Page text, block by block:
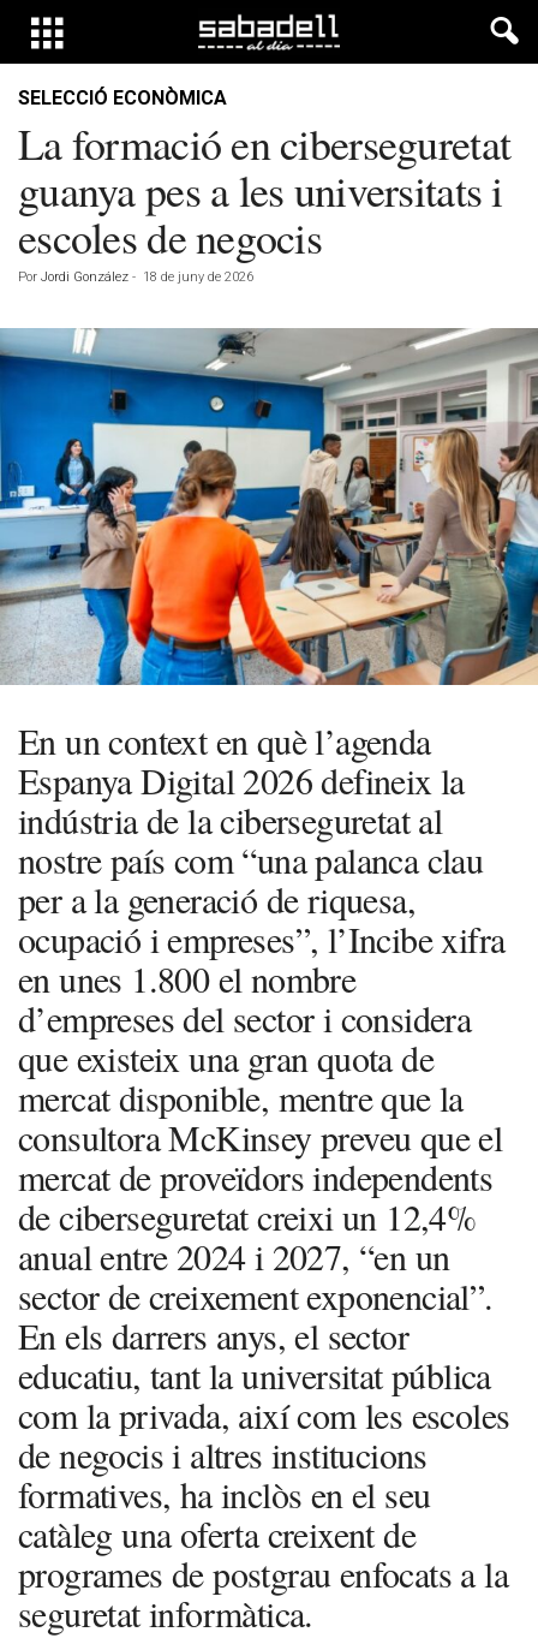
SELECCIÓ ECONÒMICA
La formació en ciberseguretat
guanya pes a les universitats i
escoles de negocis
Por Jordi González - 18 de juny de 2026
En un context en què l’agenda
Espanya Digital 2026 defineix la
indústria de la ciberseguretat al
nostre país com “una palanca clau
per a la generació de riquesa,
ocupació i empreses”, l’Incibe xifra
en unes 1.800 el nombre
d’empreses del sector i considera
que existeix una gran quota de
mercat disponible, mentre que la
consultora McKinsey preveu que el
mercat de proveïdors independents
de ciberseguretat creixi un 12,4%
anual entre 2024 i 2027, “en un
sector de creixement exponencial”.
En els darrers anys, el sector
educatiu, tant la universitat pública
com la privada, així com les escoles
de negocis i altres institucions
formatives, ha inclòs en el seu
catàleg una oferta creixent de
programes de postgrau enfocats a la
seguretat informàtica.